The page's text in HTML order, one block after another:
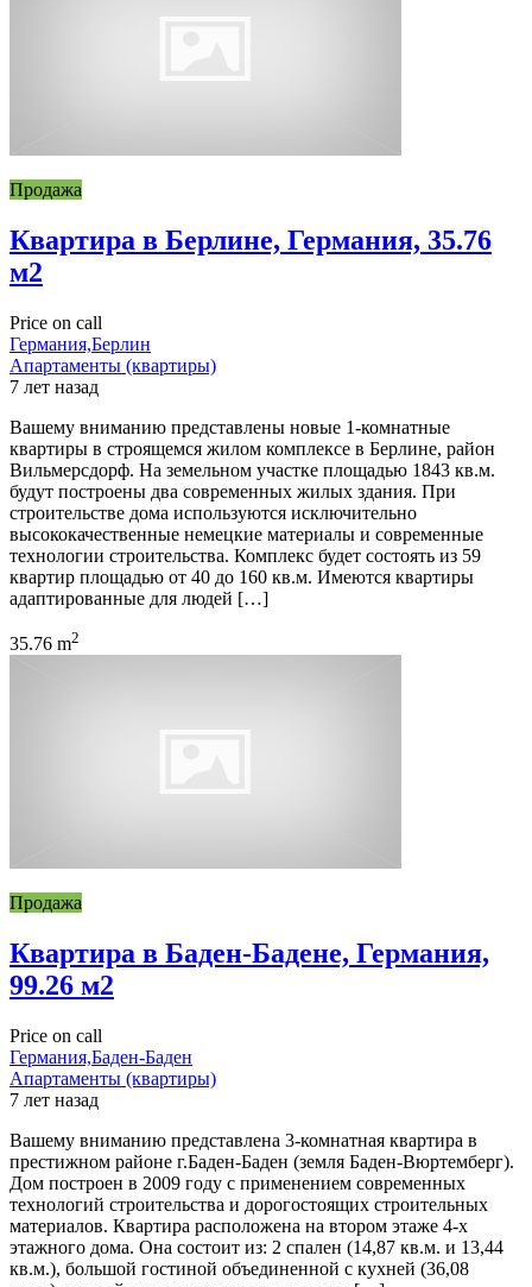
Продажа
Квартира в Берлине, Германия, 35.76
м2
Price on call
Германия,Берлин
Апартаменты (квартиры)
7 лет назад
Вашему вниманию представлены новые 1-комнатные
квартиры в строящемся жилом комплексе в Берлине, район
Вильмерсдорф. На земельном участке площадью 1843 кв.м.
будут построены два современных жилых здания. При
строительстве дома используются исключительно
высококачественные немецкие материалы и современные
технологии строительства. Комплекс будет состоять из 59
квартир площадью от 40 до 160 кв.м. Имеются квартиры
адаптированные для людей […]
35.76 m2
Продажа
Квартира в Баден-Бадене, Германия,
99.26 м2
Price on call
Германия,Баден-Баден
Апартаменты (квартиры)
7 лет назад
Вашему вниманию представлена 3-комнатная квартира в
престижном районе г.Баден-Баден (земля Баден-Вюртемберг).
Дом построен в 2009 году с применением современных
технологий строительства и дорогостоящих строительных
материалов. Квартира расположена на втором этаже 4-х
этажного дома. Она состоит из: 2 спален (14,87 кв.м. и 13,44
кв.м.), большой гостиной объединенной с кухней (36,08